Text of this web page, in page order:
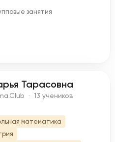
занятия
Тарасовна
· 13 учеников
математика